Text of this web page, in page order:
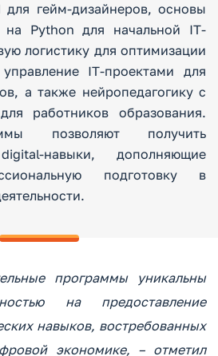
гейм-дизайнеров, основы
на Python для начальной IT-
логистику для оптимизации
IT-проектами для
а также нейропедагогику с
работников образования.
позволяют получить
навыки, дополняющие
подготовку в
программы уникальны
на предоставление
навыков, востребованных
экономике, – отметил